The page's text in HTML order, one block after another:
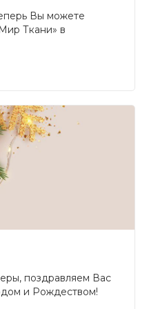
Вы можете
Ткани» в
поздравляем Вас
и Рождеством!